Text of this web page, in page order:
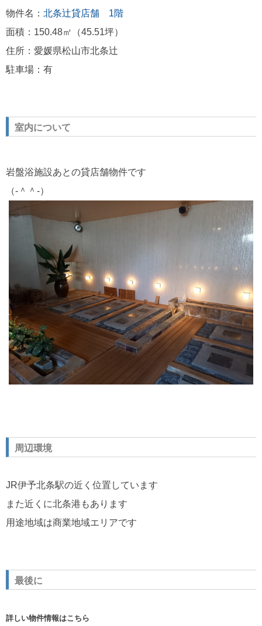
物件名： 北条辻貸店舗 1階
面積：150.48㎡（45.51坪）
住所：愛媛県松山市北条辻
駐車場：有
室内について
岩盤浴施設あとの貸店舗物件です
（‐＾＾‐）
周辺環境
JR伊予北条駅の近く位置しています
また近くに北条港もあります
用途地域は商業地域エリアです
最後に
詳しい物件情報はこちら